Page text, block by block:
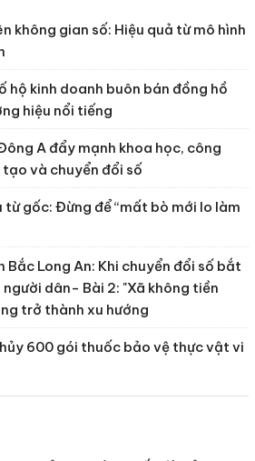
không gian số: Hiệu quả từ mô hình
hộ kinh doanh buôn bán đồng hồ
hiệu nổi tiếng
A đẩy mạnh khoa học, công
và chuyển đổi số
từ gốc: Đừng để “mất bò mới lo làm
Bắc Long An: Khi chuyển đổi số bắt
dân- Bài 2: "Xã không tiền
trở thành xu hướng
600 gói thuốc bảo vệ thực vật vi